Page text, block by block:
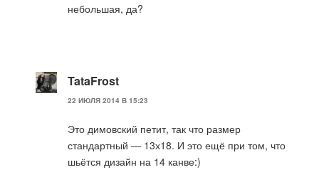
небольшая, да?
TataFrost
22 ИЮЛЯ 2014 В 15:23
Это димовский петит, так что размер
стандартный — 13х18. И это ещё при том, что
шьётся дизайн на 14 канве:)